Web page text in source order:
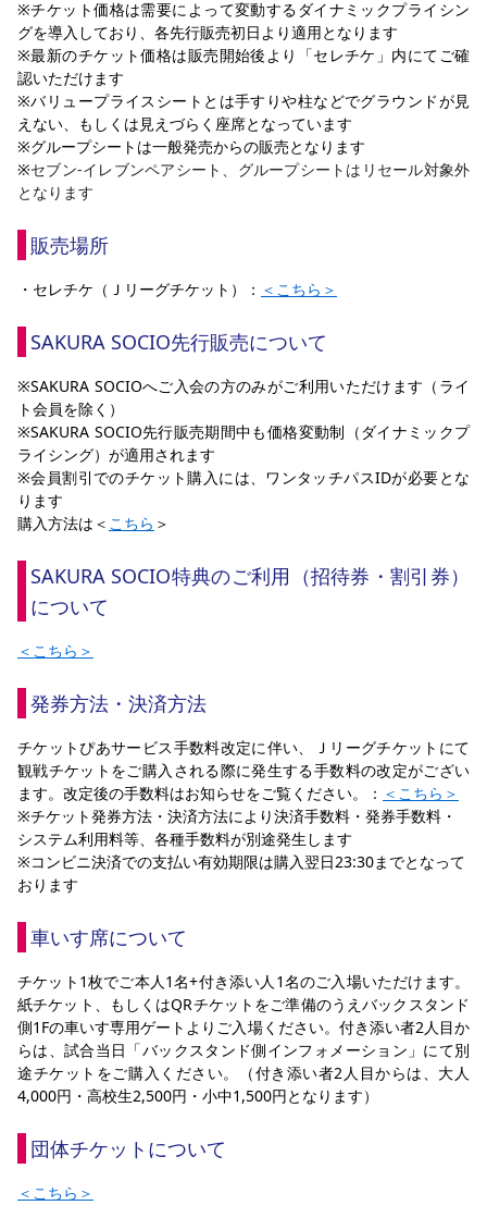
※チケット価格は需要によって変動するダイナミックプライシン
グを導入しており、各先行販売初日より適用となります
※最新のチケット価格は販売開始後より「セレチケ」内にてご確
認いただけます
※バリュープライスシートとは手すりや柱などでグラウンドが見
えない、もしくは見えづらく座席となっています
※グループシートは一般発売からの販売となります
※セブン-イレブンペアシート、グループシートはリセール対象外
となります
販売場所
・セレチケ（Ｊリーグチケット）： ＜ こちら ＞
SAKURA SOCIO先行販売について
※SAKURA SOCIOへご入会の方のみがご利用いただけます（ライ
ト会員を除く）
※SAKURA SOCIO先行販売期間中も価格変動制（ダイナミックプ
ライシング）が適用されます
※会員割引でのチケット購入には、ワンタッチパスIDが必要とな
ります
購入方法は＜ こちら ＞
SAKURA SOCIO特典のご利用（招待券・割引券）
について
＜こちら＞
発券方法・決済方法
チケットぴあサービス手数料改定に伴い、Ｊリーグチケットにて
観戦チケットをご購入される際に発生する手数料の改定がござい
ます。改定後の手数料はお知らせをご覧ください。： ＜こちら＞
※チケット発券方法・決済方法により決済手数料・発券手数料・
システム利用料等、各種手数料が別途発生します
※コンビニ決済での支払い有効期限は購入翌日23:30までとなって
おります
車いす席について
チケット1枚でご本人1名+付き添い人1名のご入場いただけます。
紙チケット、もしくはQRチケットをご準備のうえバックスタンド
側1Fの車いす専用ゲートよりご入場ください。付き添い者2人目か
らは、試合当日「バックスタンド側インフォメーション」にて別
途チケットをご購入ください。（付き添い者2人目からは、大人
4,000円・高校生2,500円・小中1,500円となります）
団体チケットについて
＜こちら＞